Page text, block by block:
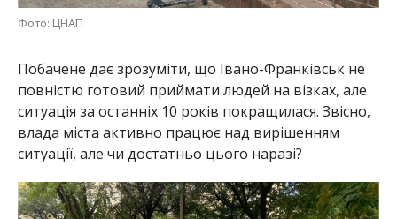
Фото: ЦНАП
Побачене дає зрозуміти, що Івано-Франківськ не
повністю готовий приймати людей на візках, але
ситуація за останніх 10 років покращилася. Звісно,
влада міста активно працює над вирішенням
ситуації, але чи достатньо цього наразі?